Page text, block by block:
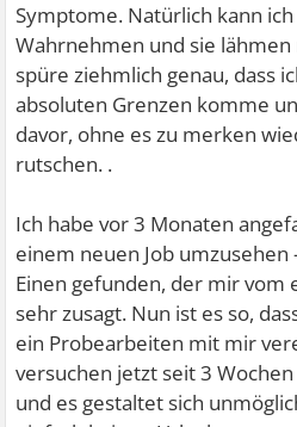
Symptome. Natürlich kann
Wahrnehmen und sie lähmen
spüre ziehmlich genau, dass
absoluten Grenzen komme
davor, ohne es zu merken
rutschen. .
Ich habe vor 3 Monaten
einem neuen Job
Einen gefunden, der mir vom
sehr zusagt. Nun ist es so,
ein Probearbeiten mit mir
versuchen jetzt seit 3
und es gestaltet sich